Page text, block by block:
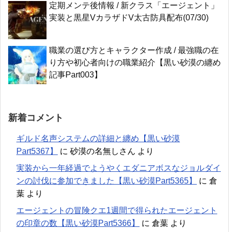
定期メンテ後情報 / 新クラス「エージェント」
実装と黒星VカラザドV太古防具配布(07/30)
職業の選び方とキャラクター作成 / 最強職の在
り方や初心者向けの職業紹介【黒い砂漠の纏め
記事Part003】
新着コメント
ギルド名声システムの詳細と纏め【黒い砂漠
Part5367】
に 砂漠の名無しさん より
実装から一年経過でようやくエダニアボスなジョルダイ
ンの討伐に参加できました【黒い砂漠Part5365】
に 倉
葉 より
エージェントの冒険クエ1週間で得られたエージェント
の印章の数【黒い砂漠Part5366】
に 倉葉 より